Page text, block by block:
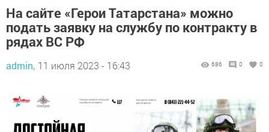
На сайте «Герои Татарстана» можно
подать заявку на службу по контракту в
рядах ВС РФ
admin, 11 июля 2023 - 16:43 686 0 0